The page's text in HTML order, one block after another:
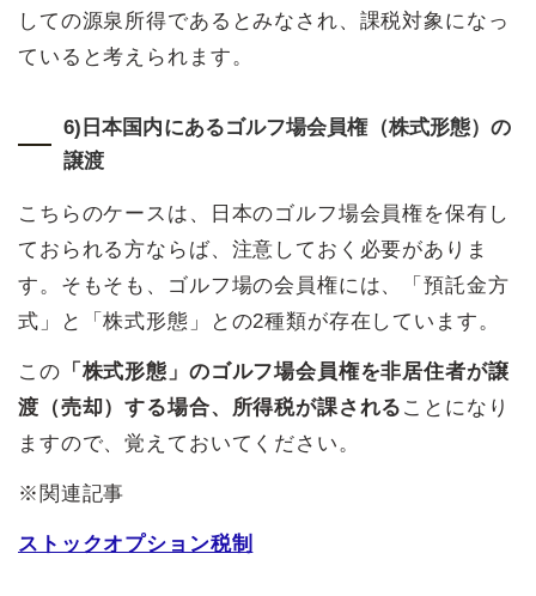
しての源泉所得であるとみなされ、課税対象になっ
ていると考えられます。
6)日本国内にあるゴルフ場会員権（株式形態）の
譲渡
こちらのケースは、日本のゴルフ場会員権を保有し
ておられる方ならば、注意しておく必要がありま
す。そもそも、ゴルフ場の会員権には、「預託金方
式」と「株式形態」との2種類が存在しています。
この 「株式形態」のゴルフ場会員権を非居住者が譲
渡（売却）する場合、所得税が課される ことになり
ますので、覚えておいてください。
※関連記事
ストックオプション税制